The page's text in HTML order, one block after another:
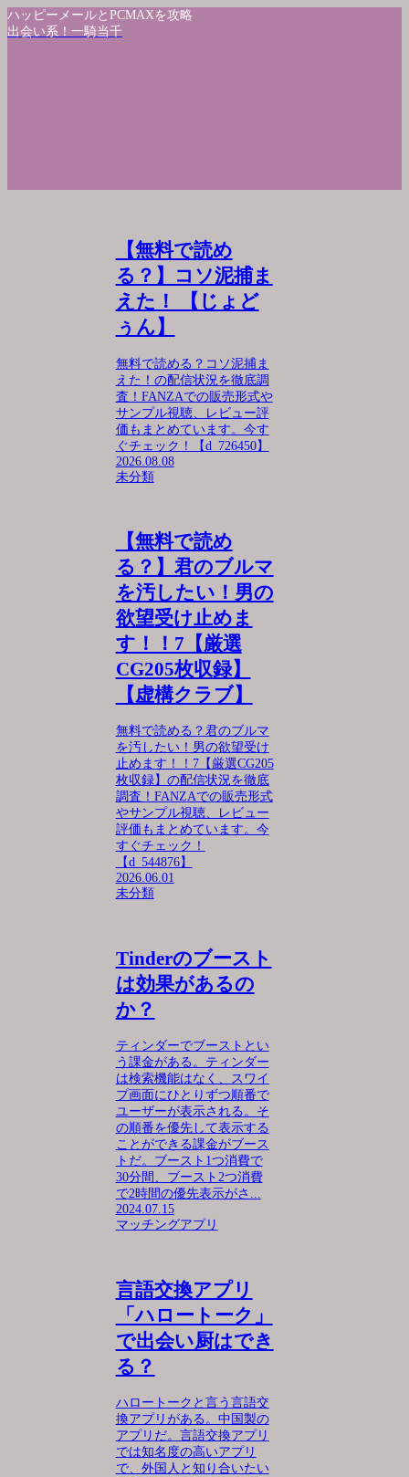
ハッピーメールとPCMAXを攻略
出会い系！一騎当千
【無料で読め
る？】コソ泥捕ま
えた！ 【じょど
ぅん】
無料で読める？コソ泥捕ま
えた！の配信状況を徹底調
査！FANZAでの販売形式や
サンプル視聴、レビュー評
価もまとめています。今す
ぐチェック！【d_726450】
2026.08.08
未分類
【無料で読め
る？】君のブルマ
を汚したい！男の
欲望受け止めま
す！！7【厳選
CG205枚収録】
【虚構クラブ】
無料で読める？君のブルマ
を汚したい！男の欲望受け
止めます！！7【厳選CG205
枚収録】の配信状況を徹底
調査！FANZAでの販売形式
やサンプル視聴、レビュー
評価もまとめています。今
すぐチェック！
【d_544876】
2026.06.01
未分類
Tinderのブースト
は効果があるの
か？
ティンダーでブーストとい
う課金がある。ティンダー
は検索機能はなく、スワイ
プ画面にひとりずつ順番で
ユーザーが表示される。そ
の順番を優先して表示する
ことができる課金がブース
トだ。ブースト1つ消費で
30分間、ブースト2つ消費
で2時間の優先表示がさ...
2024.07.15
マッチングアプリ
言語交換アプリ
「ハロートーク」
で出会い厨はでき
る？
ハロートークと言う言語交
換アプリがある。中国製の
アプリだ。言語交換アプリ
では知名度の高いアプリ
で、外国人と知り合いたい